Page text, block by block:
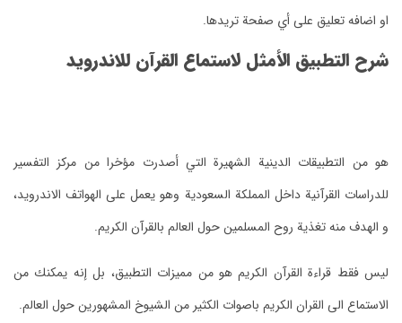
او اضافه تعليق على أي صفحة تريدها.
شرح التطبيق الأمثل لاستماع القرآن‬ للاندرويد
هو من التطبيقات الدينية الشهيرة التي أصدرت مؤخرا من مركز التفسير
للدراسات القرآنية داخل المملكة السعودية وهو يعمل على الهواتف الاندرويد،
و الهدف منه تغذية روح المسلمين حول العالم بالقرآن الكريم.
ليس فقط قراءة القرآن الكريم هو من مميزات التطبيق، بل إنه يمكنك من
الاستماع الى القران الكريم باصوات الكثير من الشيوخ المشهورين حول العالم.